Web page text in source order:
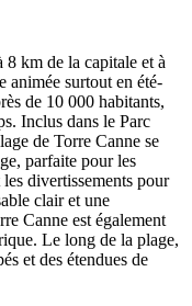
8 km de la capitale et à
animée surtout en été-
de 10 000 habitants,
Inclus dans le Parc
de Torre Canne se
parfaite pour les
divertissements pour
clair et une
Canne est également
Le long de la plage,
et des étendues de